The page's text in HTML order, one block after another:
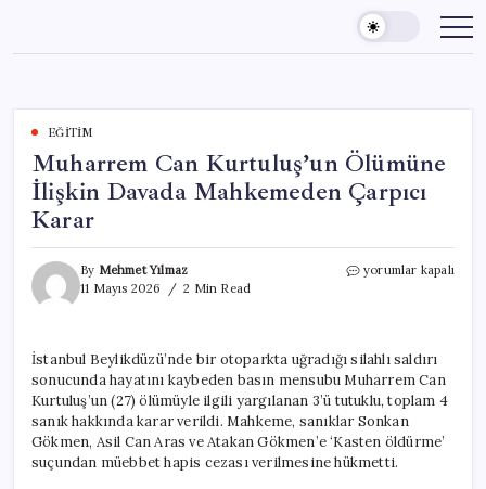
content
EĞITIM
Muharrem Can Kurtuluş’un Ölümüne
İlişkin Davada Mahkemeden Çarpıcı
Karar
By Mehmet Yılmaz
11 Mayıs 2026
2 Min Read
Muharrem
Davada
Mahkemeden
Çarpıcı
Karar
yorumlar kapalı
İstanbul Beylikdüzü’nde bir otoparkta uğradığı silahlı saldırı
sonucunda hayatını kaybeden basın mensubu Muharrem Can
Kurtuluş’un (27) ölümüyle ilgili yargılanan 3’ü tutuklu, toplam 4
sanık hakkında karar verildi. Mahkeme, sanıklar Sonkan
Gökmen, Asil Can Aras ve Atakan Gökmen’e ‘Kasten öldürme’
suçundan müebbet hapis cezası verilmesine hükmetti.